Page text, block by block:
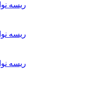
ریسه
ریسه
ریسه